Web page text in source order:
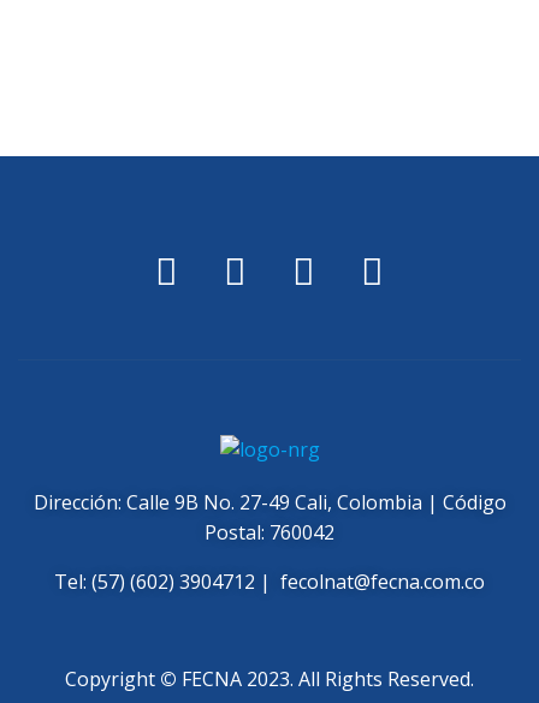
Dirección: Calle 9B No. 27-49 Cali, Colombia | Código
Postal: 760042
Tel: (57) (602) 3904712 | fecolnat@fecna.com.co
Copyright © FECNA 2023. All Rights Reserved.